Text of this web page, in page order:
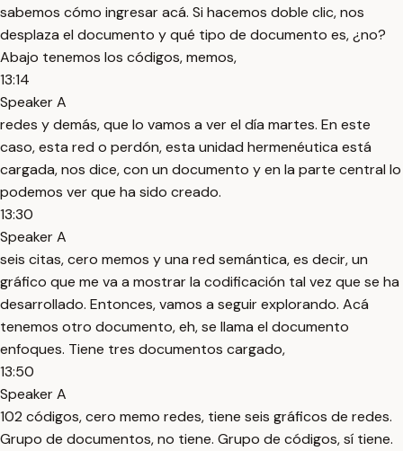
sabemos cómo ingresar acá. Si hacemos doble clic, nos
desplaza el documento y qué tipo de documento es, ¿no?
Abajo tenemos los códigos, memos,
13:14
Speaker A
redes y demás, que lo vamos a ver el día martes. En este
caso, esta red o perdón, esta unidad hermenéutica está
cargada, nos dice, con un documento y en la parte central lo
podemos ver que ha sido creado.
13:30
Speaker A
seis citas, cero memos y una red semántica, es decir, un
gráfico que me va a mostrar la codificación tal vez que se ha
desarrollado. Entonces, vamos a seguir explorando. Acá
tenemos otro documento, eh, se llama el documento
enfoques. Tiene tres documentos cargado,
13:50
Speaker A
102 códigos, cero memo redes, tiene seis gráficos de redes.
Grupo de documentos, no tiene. Grupo de códigos, sí tiene.